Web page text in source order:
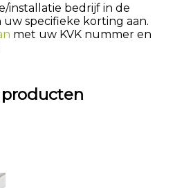
installatie bedrijf in de
specifieke korting aan.
met uw KVK nummer en